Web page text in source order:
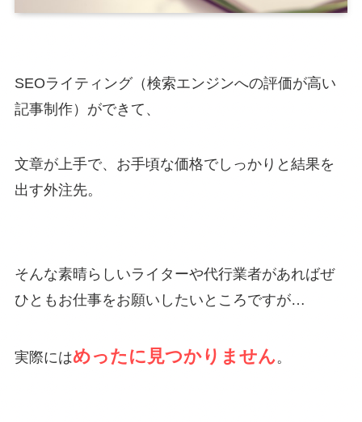
SEOライティング（検索エンジンへの評価が高い
記事制作）ができて、
文章が上手で、お手頃な価格でしっかりと結果を
出す外注先。
そんな素晴らしいライターや代行業者があればぜ
ひともお仕事をお願いしたいところですが…
実際にはめったに見つかりません。